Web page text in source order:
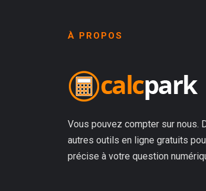
À PROPOS
Vous pouvez compter sur nous.
autres outils en ligne gratuits
précise à votre question